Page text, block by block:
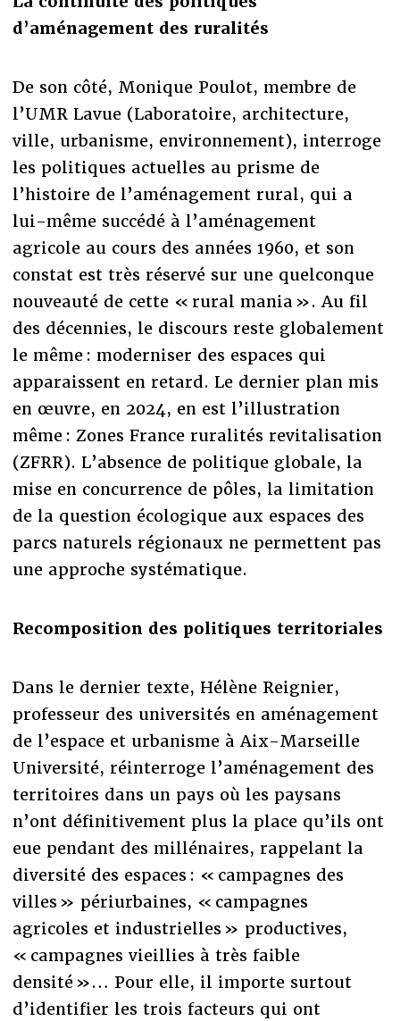
d’aménagement des ruralités
De son côté, Monique Poulot, membre de
l’UMR Lavue (Laboratoire, architecture,
ville, urbanisme, environnement), interroge
les politiques actuelles au prisme de
l’histoire de l’aménagement rural, qui a
lui-même succédé à l’aménagement
agricole au cours des années 1960, et son
constat est très réservé sur une quelconque
nouveauté de cette « rural mania ». Au fil
des décennies, le discours reste globalement
le même : moderniser des espaces qui
apparaissent en retard. Le dernier plan mis
en œuvre, en 2024, en est l’illustration
même : Zones France ruralités revitalisation
(ZFRR). L’absence de politique globale, la
mise en concurrence de pôles, la limitation
de la question écologique aux espaces des
parcs naturels régionaux ne permettent pas
une approche systématique.
Recomposition des politiques territoriales
Dans le dernier texte, Hélène Reignier,
professeur des universités en aménagement
de l’espace et urbanisme à Aix-Marseille
Université, réinterroge l’aménagement des
territoires dans un pays où les paysans
n’ont définitivement plus la place qu’ils ont
eue pendant des millénaires, rappelant la
diversité des espaces : « campagnes des
villes » périurbaines, « campagnes
agricoles et industrielles » productives,
« campagnes vieillies à très faible
densité »… Pour elle, il importe surtout
d’identifier les trois facteurs qui ont